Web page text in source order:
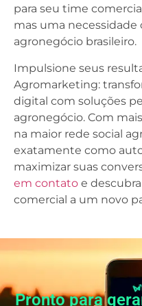
para seu time
mas uma
agronegócio brasileiro.
Impulsione seus
Agromarketing:
digital com soluções
agronegócio. Com
na maior rede social
exatamente como
maximizar suas
em contato e
comercial a um novo
Pronto para